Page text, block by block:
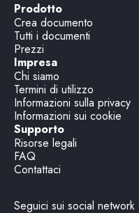
Prodotto
Crea documento
Tutti i documenti
Prezzi
Impresa
Chi siamo
Termini di utilizzo
Informazioni sulla privacy
Informazioni sui cookie
Supporto
Risorse legali
FAQ
Contattaci
Seguici sui social network